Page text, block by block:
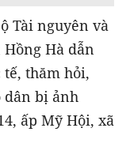
Tài nguyên và
Hà dẫn
thăm hỏi,
dân bị ảnh
ấp Mỹ Hội, xã